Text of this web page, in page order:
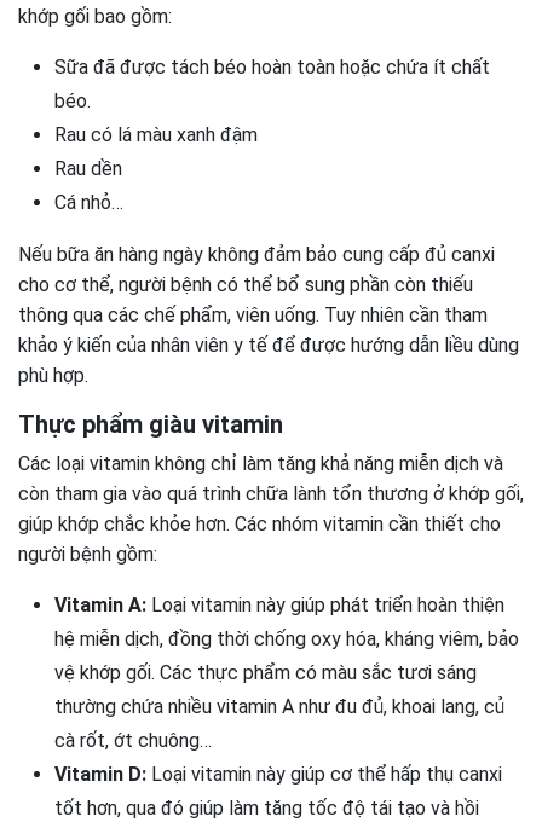
khớp gối bao gồm:
Sữa đã được tách béo hoàn toàn hoặc chứa ít chất
béo.
Rau có lá màu xanh đậm
Rau dền
Cá nhỏ…
Nếu bữa ăn hàng ngày không đảm bảo cung cấp đủ canxi
cho cơ thể, người bệnh có thể bổ sung phần còn thiếu
thông qua các chế phẩm, viên uống. Tuy nhiên cần tham
khảo ý kiến của nhân viên y tế để được hướng dẫn liều dùng
phù hợp.
Thực phẩm giàu vitamin
Các loại vitamin không chỉ làm tăng khả năng miễn dịch và
còn tham gia vào quá trình chữa lành tổn thương ở khớp gối,
giúp khớp chắc khỏe hơn. Các nhóm vitamin cần thiết cho
người bệnh gồm:
Vitamin A: Loại vitamin này giúp phát triển hoàn thiện
hệ miễn dịch, đồng thời chống oxy hóa, kháng viêm, bảo
vệ khớp gối. Các thực phẩm có màu sắc tươi sáng
thường chứa nhiều vitamin A như đu đủ, khoai lang, củ
cà rốt, ớt chuông…
Vitamin D: Loại vitamin này giúp cơ thể hấp thụ canxi
tốt hơn, qua đó giúp làm tăng tốc độ tái tạo và hồi